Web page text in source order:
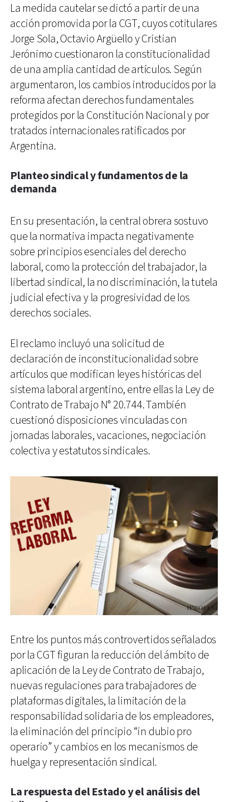
La medida cautelar se dictó a partir de una
acción promovida por la CGT, cuyos cotitulares
Jorge Sola, Octavio Argüello y Cristian
Jerónimo cuestionaron la constitucionalidad
de una amplia cantidad de artículos. Según
argumentaron, los cambios introducidos por la
reforma afectan derechos fundamentales
protegidos por la Constitución Nacional y por
tratados internacionales ratificados por
Argentina.
Planteo sindical y fundamentos de la
demanda
En su presentación, la central obrera sostuvo
que la normativa impacta negativamente
sobre principios esenciales del derecho
laboral, como la protección del trabajador, la
libertad sindical, la no discriminación, la tutela
judicial efectiva y la progresividad de los
derechos sociales.
El reclamo incluyó una solicitud de
declaración de inconstitucionalidad sobre
artículos que modifican leyes históricas del
sistema laboral argentino, entre ellas la Ley de
Contrato de Trabajo N° 20.744. También
cuestionó disposiciones vinculadas con
jornadas laborales, vacaciones, negociación
colectiva y estatutos sindicales.
Entre los puntos más controvertidos señalados
por la CGT figuran la reducción del ámbito de
aplicación de la Ley de Contrato de Trabajo,
nuevas regulaciones para trabajadores de
plataformas digitales, la limitación de la
responsabilidad solidaria de los empleadores,
la eliminación del principio “in dubio pro
operario” y cambios en los mecanismos de
huelga y representación sindical.
La respuesta del Estado y el análisis del